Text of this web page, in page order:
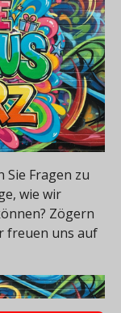
Sie Fragen zu
wie wir
Zögern
freuen uns auf